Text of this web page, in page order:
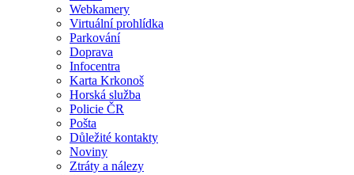
Webkamery
Virtuální prohlídka
Parkování
Doprava
Infocentra
Karta Krkonoš
Horská služba
Policie ČR
Pošta
Důležité kontakty
Noviny
Ztráty a nálezy